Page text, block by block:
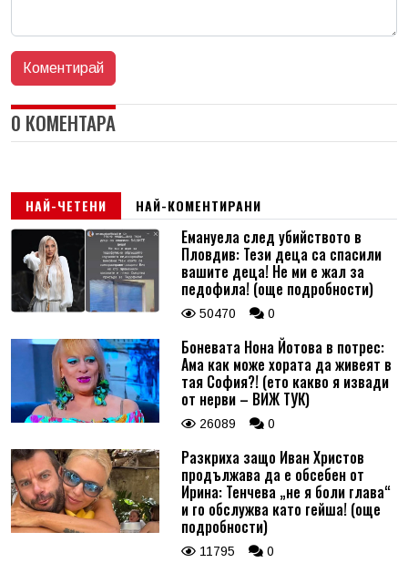
0 КОМЕНТАРА
НАЙ-ЧЕТЕНИ НАЙ-КОМЕНТИРАНИ
Емануела след убийството в
Пловдив: Тези деца са спасили
вашите деца! Не ми е жал за
педофила! (още подробности)
50470 0
Боневата Нона Йотова в потрес:
Ама как може хората да живеят в
тая София?! (ето какво я извади
от нерви – ВИЖ ТУК)
26089 0
Разкриха защо Иван Христов
продължава да е обсебен от
Ирина: Тенчева „не я боли глава“
и го обслужва като гейша! (още
подробности)
11795 0